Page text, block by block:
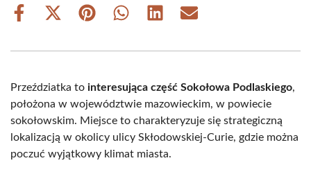
Share
Share
(Twitter)
Share Share Share Share
Przeździatka to interesująca część Sokołowa Podlaskiego,
położona w województwie mazowieckim, w powiecie
sokołowskim. Miejsce to charakteryzuje się strategiczną
lokalizacją w okolicy ulicy Skłodowskiej-Curie, gdzie można
poczuć wyjątkowy klimat miasta.